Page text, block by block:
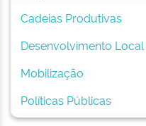
Cadeias Produtivas
Desenvolvimento Local
Mobilização
Políticas Públicas